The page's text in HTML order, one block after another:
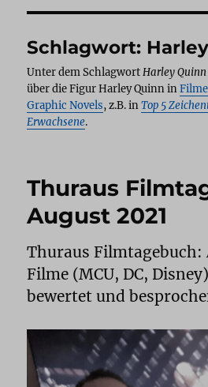
Schlagwort:
Unter dem SchlagwortHarley Quinn
über die Figur Harley Quinn in
Graphic Novels, z.B. inTop 5
Erwachsene.
Thuraus
August 2021
Thuraus Filmtagebuch:
Filme (MCU, DC,
bewertet und